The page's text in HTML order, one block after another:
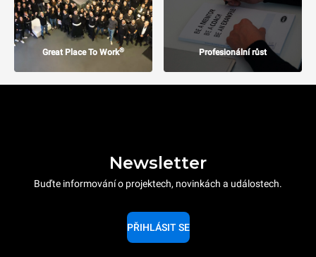
Great Place To Work® Profesionální růst
Newsletter
Buďte informování o projektech, novinkách a událostech.
PŘIHLÁSIT SE